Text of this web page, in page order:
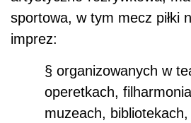
sportowa, w tym mecz piłki
imprez:
§ organizowanych w
operetkach,
muzeach,